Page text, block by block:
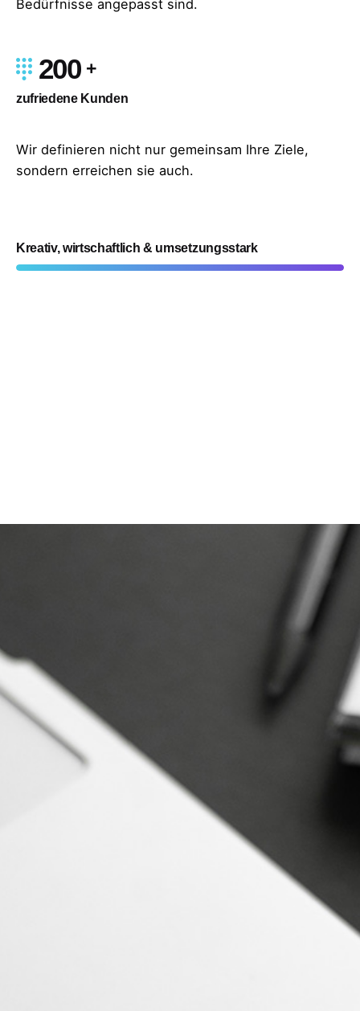
Bedürfnisse angepasst sind.
200
zufriedene Kunden
Wir definieren nicht nur gemeinsam Ihre Ziele,
sondern erreichen sie auch.
Kreativ, wirtschaftlich & umsetzungsstark